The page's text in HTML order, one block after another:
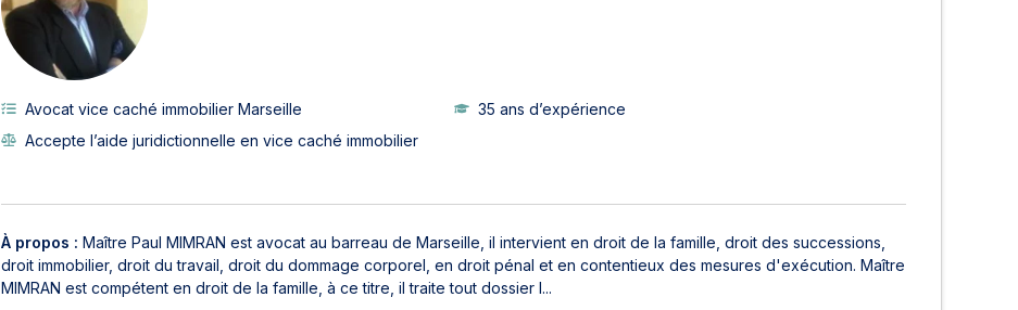
Avocat vice caché immobilier Marseille
35 ans d’expérience
Accepte l’aide juridictionnelle en vice caché immobilier
À propos : Maître Paul MIMRAN est avocat au barreau de Marseille, il intervient en droit de la famille, droit des successions,
droit immobilier, droit du travail, droit du dommage corporel, en droit pénal et en contentieux des mesures d'exécution. Maître
MIMRAN est compétent en droit de la famille, à ce titre, il traite tout dossier l...